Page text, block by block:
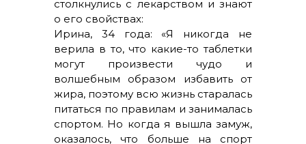
столкнулись с лекарством и знают
о его свойствах:
Ирина, 34 года: «Я никогда не
верила в то, что какие-то таблетки
могут произвести чудо и
волшебным образом избавить от
жира, поэтому всю жизнь старалась
питаться по правилам и занималась
спортом. Но когда я вышла замуж,
оказалось, что больше на спорт